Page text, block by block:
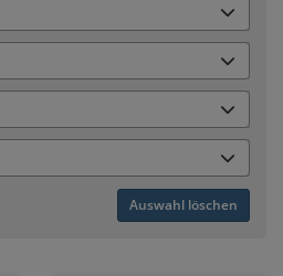
Auswahl löschen